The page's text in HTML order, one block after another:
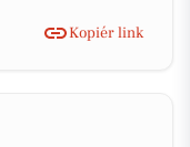
Kopiér link